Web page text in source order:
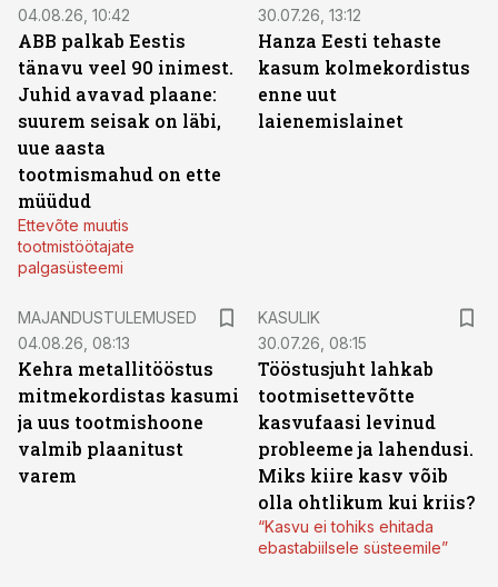
04.08.26, 10:42
ABB palkab Eestis
tänavu veel 90 inimest.
Juhid avavad plaane:
suurem seisak on läbi,
uue aasta
tootmismahud on ette
müüdud
Ettevõte muutis
tootmistöötajate
palgasüsteemi
30.07.26, 13:12
Hanza Eesti tehaste
kasum kolmekordistus
enne uut
laienemislainet
MAJANDUSTULEMUSED
04.08.26, 08:13
Kehra metallitööstus
mitmekordistas kasumi
ja uus tootmishoone
valmib plaanitust
varem
KASULIK
30.07.26, 08:15
Tööstusjuht lahkab
tootmisettevõtte
kasvufaasi levinud
probleeme ja lahendusi.
Miks kiire kasv võib
olla ohtlikum kui kriis?
“Kasvu ei tohiks ehitada
ebastabiilsele süsteemile”